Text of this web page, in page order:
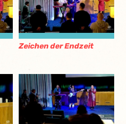
Zeichen der Endzeit